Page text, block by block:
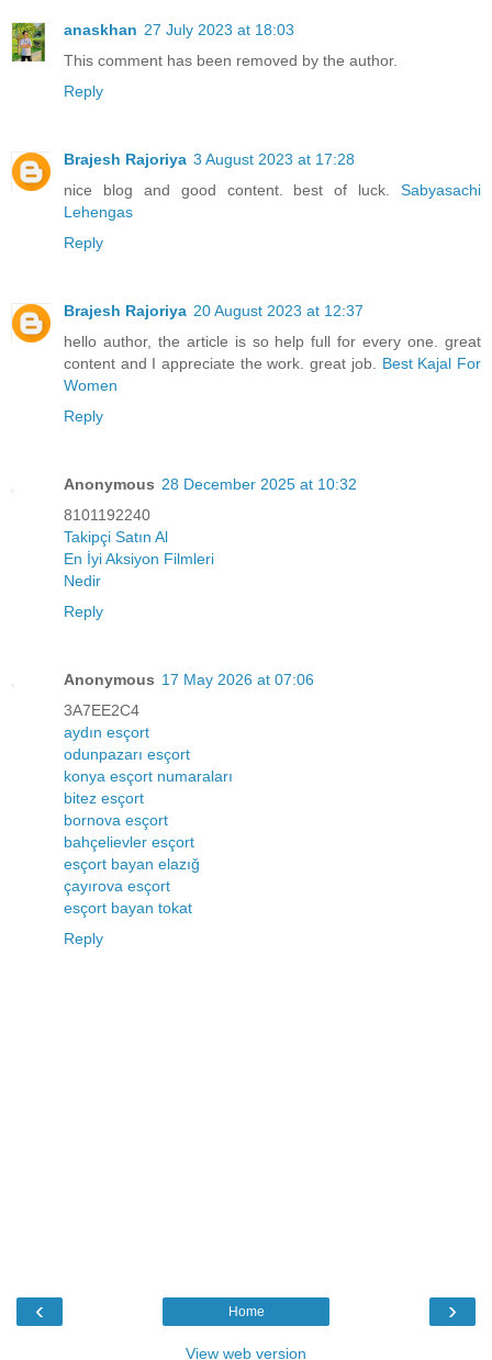
anaskhan 27 July 2023 at 18:03
This comment has been removed by the author.
Reply
Brajesh Rajoriya 3 August 2023 at 17:28
nice blog and good content. best of luck. Sabyasachi
Lehengas
Reply
Brajesh Rajoriya 20 August 2023 at 12:37
hello author, the article is so help full for every one. great
content and I appreciate the work. great job. Best Kajal For
Women
Reply
Anonymous 28 December 2025 at 10:32
8101192240
Takipçi Satın Al
En İyi Aksiyon Filmleri
Nedir
Reply
Anonymous 17 May 2026 at 07:06
3A7EE2C4
aydın esçort
odunpazarı esçort
konya esçort numaraları
bitez esçort
bornova esçort
bahçelievler esçort
esçort bayan elazığ
çayırova esçort
esçort bayan tokat
Reply
‹ ›
Home
View web version